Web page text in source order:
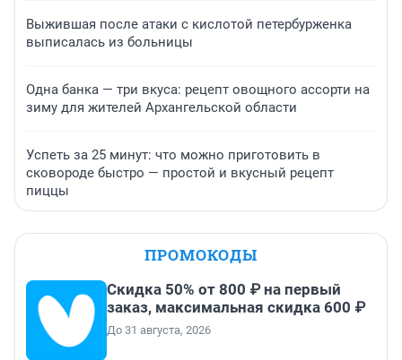
Выжившая после атаки с кислотой петербурженка
выписалась из больницы
Одна банка — три вкуса: рецепт овощного ассорти на
зиму для жителей Архангельской области
Успеть за 25 минут: что можно приготовить в
сковороде быстро — простой и вкусный рецепт
пиццы
ПРОМОКОДЫ
Скидка 50% от 800 ₽ на первый
заказ, максимальная скидка 600 ₽
До 31 августа, 2026